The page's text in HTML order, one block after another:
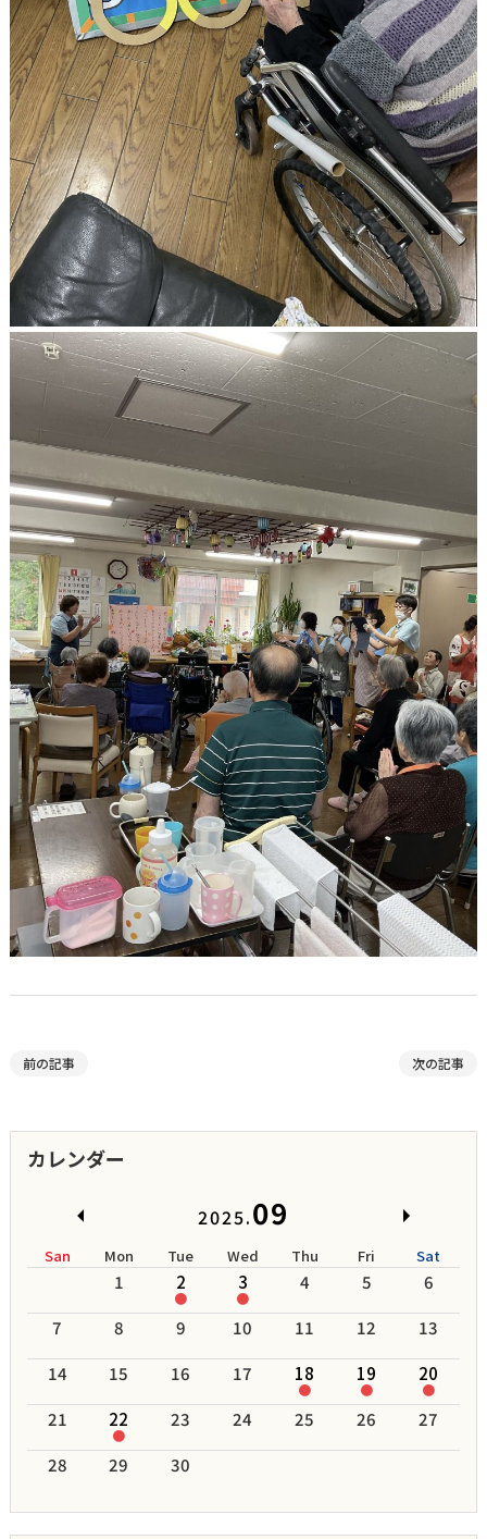
前の記事 次の記事
カレンダー
2025.09
San Mon Tue Wed Thu Fri Sat
1 2
●
3
●
4 5
6
7
8 9 10 11 12
13
14
15 16 17 18
●
19
●
20
●
21 22
●
23 24 25 26
27
28
29 30